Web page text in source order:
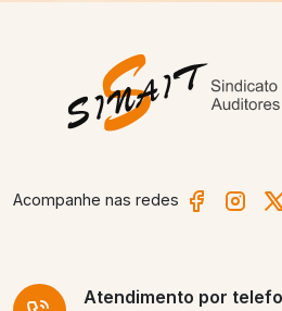
Acompanhe nas redes
Atendimento por